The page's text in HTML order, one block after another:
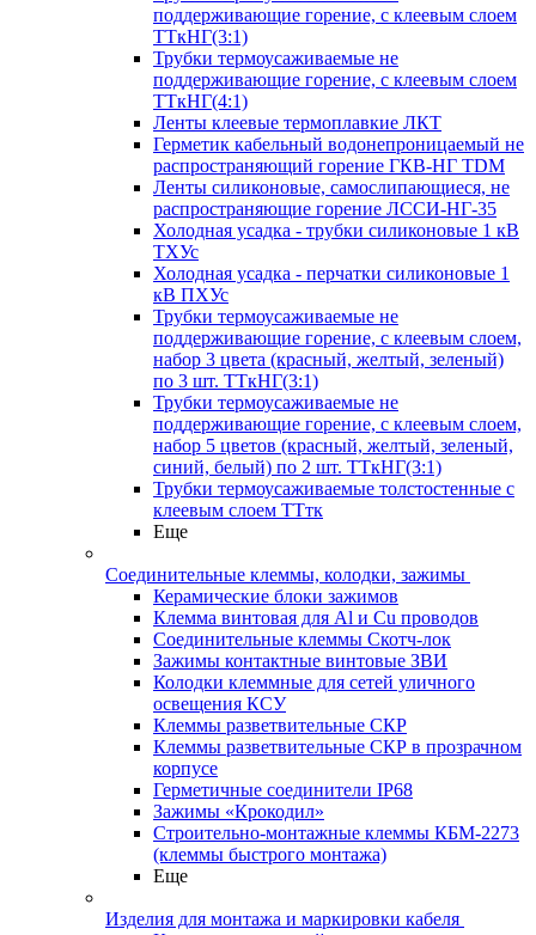
поддерживающие горение, с клеевым слоем
ТТкНГ(3:1)
Трубки термоусаживаемые не
поддерживающие горение, с клеевым слоем
ТТкНГ(4:1)
Ленты клеевые термоплавкие ЛКТ
Герметик кабельный водонепроницаемый не
распространяющий горение ГКВ-НГ TDM
Ленты силиконовые, самослипающиеся, не
распространяющие горение ЛССИ-НГ-35
Холодная усадка - трубки силиконовые 1 кВ
ТХУс
Холодная усадка - перчатки силиконовые 1
кВ ПХУс
Трубки термоусаживаемые не
поддерживающие горение, с клеевым слоем,
набор 3 цвета (красный, желтый, зеленый)
по 3 шт. ТТкНГ(3:1)
Трубки термоусаживаемые не
поддерживающие горение, с клеевым слоем,
набор 5 цветов (красный, желтый, зеленый,
синий, белый) по 2 шт. ТТкНГ(3:1)
Трубки термоусаживаемые толстостенные с
клеевым слоем ТТтк
Еще
Соединительные клеммы, колодки, зажимы
Керамические блоки зажимов
Клемма винтовая для Al и Cu проводов
Соединительные клеммы Скотч-лок
Зажимы контактные винтовые ЗВИ
Колодки клеммные для сетей уличного
освещения КСУ
Клеммы разветвительные СКР
Клеммы разветвительные СКР в прозрачном
корпусе
Герметичные соединители IP68
Зажимы «Крокодил»
Строительно-монтажные клеммы КБМ-2273
(клеммы быстрого монтажа)
Еще
Изделия для монтажа и маркировки кабеля